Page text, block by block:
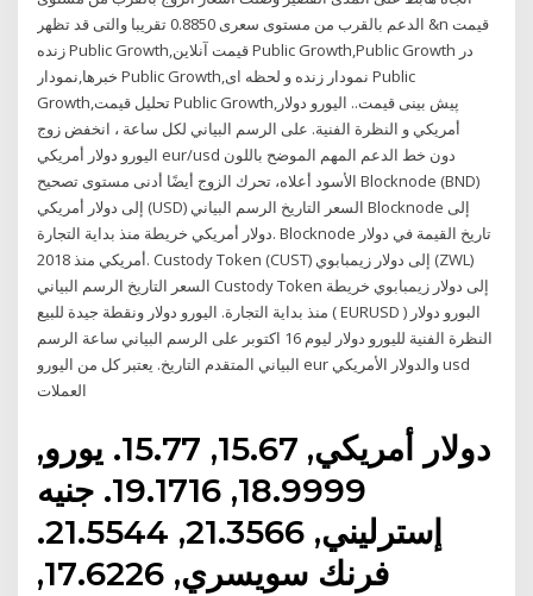
الدعم بالقرب من مستوى سعرى 0.8850 تقريبا والتى قد تظهر &n قیمت
زنده Public Growth,قیمت آنلاین Public Growth,Public Growth در
خبرها,نمودار Public Growth,نمودار زنده و لحظه ای Public
Growth,تحلیل قیمت Public Growth,پیش بینی قیمت.. اليورو دولار
أمريكي و النظرة الفنية. على الرسم البياني لكل ساعة ، انخفض زوج
اليورو دولار أمريكي eur/usd دون خط الدعم المهم الموضح باللون
الأسود أعلاه، تحرك الزوج أيضًا أدنى مستوى تصحيح Blocknode (BND)
إلى دولار أمريكي (USD) السعر التاريخ الرسم البياني Blocknode إلى
دولار أمريكي خريطة منذ بداية التجارة. Blocknode تاريخ القيمة في دولار
أمريكي منذ 2018. Custody Token (CUST) إلى دولار زيمبابوي (ZWL)
السعر التاريخ الرسم البياني Custody Token إلى دولار زيمبابوي خريطة
منذ بداية التجارة. اليورو دولار ونقطة جيدة للبيع ( EURUSD ) البورو دولار
النظرة الفنية لليورو دولار ليوم 16 اكتوبر على الرسم البياني ساعة الرسم
البياني المتقدم التاريخ. يعتبر كل من اليورو eur والدولار الأمريكي usd
العملات
دولار أمريكي, 15.67, 15.77. يورو,
18.9999, 19.1716. جنيه
إسترليني, 21.3566, 21.5544.
فرنك سويسري, 17.6226,